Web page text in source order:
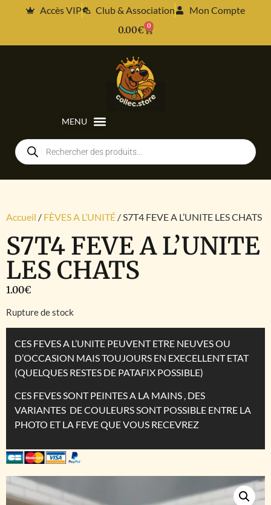
Accès VIP Club & Association
Mon Compte
0.00€ 0
Accueil / FÈVES A L’UNITÉ / S7T4 FEVE A L’UNITE LES CHATS
S7T4 FEVE A L’UNITE
LES CHATS
1.00€
Rupture de stock
CES FEVES A L’UNITE PEUVENT ETRE NEUVES OU
D’OCCASION MAIS TOUJOURS EN EXECELLENT ETAT
(QUELQUES RESTES DE PATAFIX POSSIBLE)
CES FEVES SONT PEINTES A LA MAINS , DES
VARIANTES DE COULEURS SONT POSSIBLE ENTRE LA
PHOTO ET LA FEVE QUE VOUS RECEVREZ